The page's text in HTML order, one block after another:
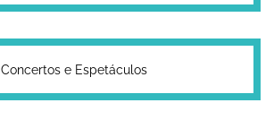
Concertos e Espetáculos